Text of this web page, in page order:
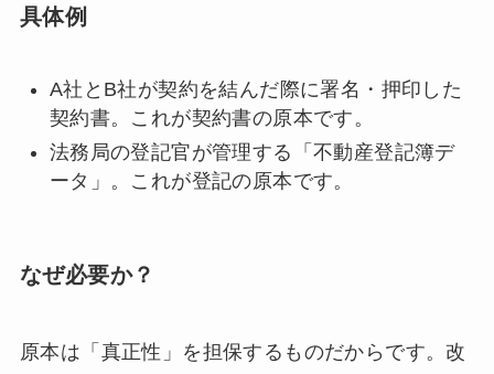
具体例
A社とB社が契約を結んだ際に署名・押印した
契約書。これが契約書の原本です。
法務局の登記官が管理する「不動産登記簿デ
ータ」。これが登記の原本です。
なぜ必要か？
原本は「真正性」を担保するものだからです。改